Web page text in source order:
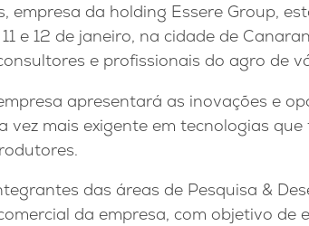
empresa da holding Essere Group,
e 12 de janeiro, na cidade de
e profissionais do agro de
apresentará as inovações e
vez mais exigente em tecnologias
das áreas de Pesquisa &
da empresa, com objetivo de